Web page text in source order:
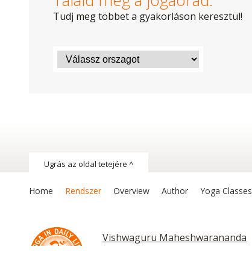
Tudj meg többet a gyakorláson keresztül!
Ugrás az oldal tetejére ^
Home Rendszer Overview Author Yoga Classes
Vishwaguru Maheshwarananda